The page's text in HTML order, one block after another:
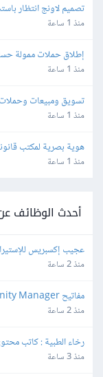
تصميم لاونج انتظار
منذ 1 ساعة
إطلاق حملات ممولة
منذ 1 ساعة
تسويق ومبيعات وحملات
منذ 1 ساعة
هوية بصرية لمكتب
منذ 1 ساعة
أحدث الوظائف
عجيب إكسبريس
منذ 2 ساعة
مفاتيح Mfatyh : Social Media and Community Manager
منذ 2 ساعة
رخاء الطبية : كاتب
منذ 3 ساعة